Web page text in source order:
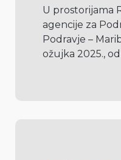
U prostorijama
agencije za
Podravje –
ožujka 2025.,